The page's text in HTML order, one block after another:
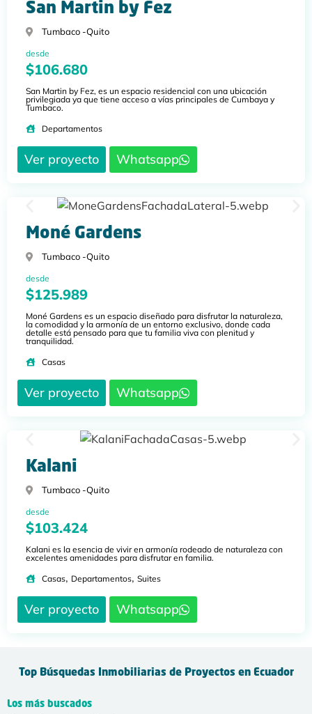
San Martin by Fez
Tumbaco -Quito
desde
$106.680
San Martin by Fez, es un espacio residencial con una ubicación
privilegiada ya que tiene acceso a vías principales de Cumbaya y
Tumbaco.
Departamentos
Ver proyecto Whatsapp
Moné Gardens
Tumbaco -Quito
desde
$125.989
Moné Gardens es un espacio diseñado para disfrutar la naturaleza,
la comodidad y la armonía de un entorno exclusivo, donde cada
detalle está pensado para que tu familia viva con plenitud y
tranquilidad.
Casas
Ver proyecto Whatsapp
Kalani
Tumbaco -Quito
desde
$103.424
Kalani es la esencia de vivir en armonía rodeado de naturaleza con
excelentes amenidades para disfrutar en familia.
Casas, Departamentos, Suites
Ver proyecto Whatsapp
Top Búsquedas Inmobiliarias de Proyectos en Ecuador
Los más buscados